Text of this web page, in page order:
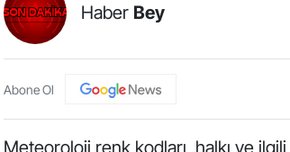
Haber Bey
Abone Ol
Meteoroloji renk kodları, halkı ve